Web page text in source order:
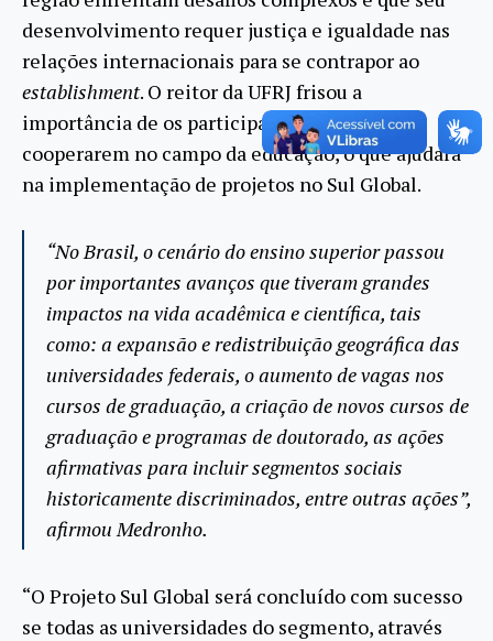
desenvolvimento requer justiça e igualdade nas
relações internacionais para se contrapor ao
establishment. O reitor da UFRJ frisou a
importância de os participantes do fórum
cooperarem no campo da educação, o que ajudará
na implementação de projetos no Sul Global.
“No Brasil, o cenário do ensino superior passou
por importantes avanços que tiveram grandes
impactos na vida acadêmica e científica, tais
como: a expansão e redistribuição geográfica das
universidades federais, o aumento de vagas nos
cursos de graduação, a criação de novos cursos de
graduação e programas de doutorado, as ações
afirmativas para incluir segmentos sociais
historicamente discriminados, entre outras ações”,
afirmou Medronho.
“O Projeto Sul Global será concluído com sucesso
se todas as universidades do segmento, através